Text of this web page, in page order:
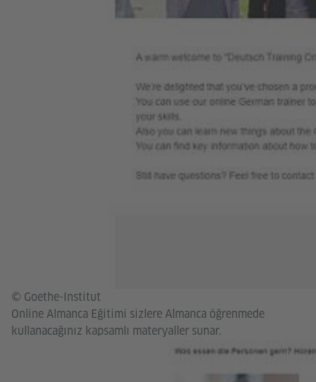
© Goethe-Institut
Online Almanca Eğitimi sizlere Almanca öğrenmede
kullanacağınız kapsamlı materyaller sunar.